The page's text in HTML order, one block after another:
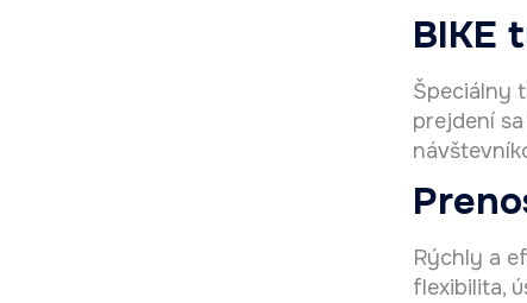
BIKE
Špeciálny
prejdení
Rýchly a
flexibilita,